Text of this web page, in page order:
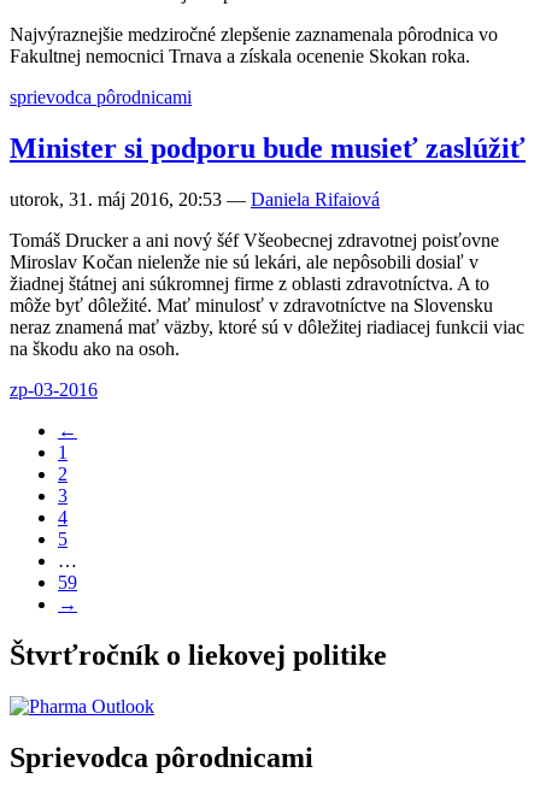
Najvýraznejšie medziročné zlepšenie zaznamenala pôrodnica vo
Fakultnej nemocnici Trnava a získala ocenenie Skokan roka.
sprievodca pôrodnicami
Minister si podporu bude musieť zaslúžiť
utorok, 31. máj 2016, 20:53 — Daniela Rifaiová
Tomáš Drucker a ani nový šéf Všeobecnej zdravotnej poisťovne
Miroslav Kočan nielenže nie sú lekári, ale nepôsobili dosiaľ v
žiadnej štátnej ani súkromnej firme z oblasti zdravotníctva. A to
môže byť dôležité. Mať minulosť v zdravotníctve na Slovensku
neraz znamená mať väzby, ktoré sú v dôležitej riadiacej funkcii viac
na škodu ako na osoh.
zp-03-2016
←
1
2
3
4
5
…
59
→
Štvrťročník o liekovej politike
Sprievodca pôrodnicami